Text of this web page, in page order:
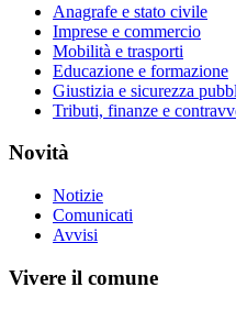
Anagrafe e stato civile
Imprese e commercio
Mobilità e trasporti
Educazione e formazione
Giustizia e sicurezza
Tributi, finanze e
Novità
Notizie
Comunicati
Avvisi
Vivere il comune